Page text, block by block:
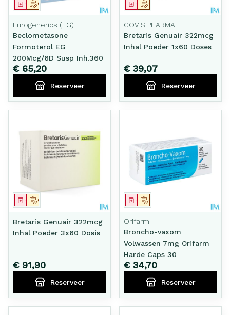
Op voorschrift
Geneesmiddel
Eurogenerics (EG)
Beclometasone
Formoterol EG
200Mcg/6D Susp Inh.360
€ 65,20
Reserveer
Op voorschrift
Geneesmiddel
COVIS PHARMA
Bretaris Genuair 322mcg
Inhal Poeder 1x60 Doses
€ 39,07
Reserveer
Op voorschrift
Geneesmiddel
Bretaris Genuair 322mcg
Inhal Poeder 3x60 Dosis
€ 91,90
Reserveer
Op voorschrift
Geneesmiddel
Orifarm
Broncho-vaxom
Volwassen 7mg Orifarm
Harde Caps 30
€ 34,70
Reserveer